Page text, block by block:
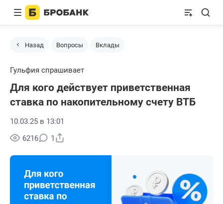
Назад Вопросы Вклады
Гульфия спрашивает
Для кого действует приветственная
ставка по накопительному счету ВТБ
10.03.25 в 13:01
6216
1